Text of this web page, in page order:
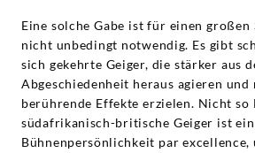
Eine solche Gabe ist für einen
nicht unbedingt notwendig. Es gibt
sich gekehrte Geiger, die stärker aus
Abgeschiedenheit heraus agieren
berührende Effekte erzielen. Nicht so
südafrikanisch-britische Geiger ist
Bühnenpersönlichkeit par excellence,